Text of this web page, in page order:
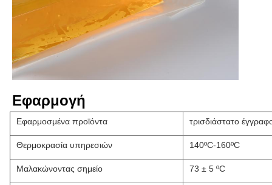
Εφαρμογή
Εφαρμοσμένα προϊόντα τρισδιάστατο
Θερμοκρασία υπηρεσιών 140ºC-160ºC
Μαλακώνοντας σημείο 73 ± 5 ºC